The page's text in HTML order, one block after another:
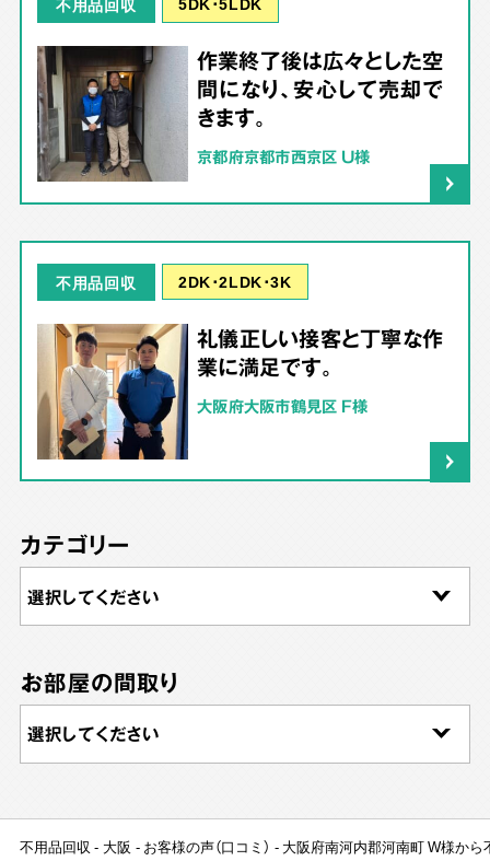
作業終了後は広々とした空
間になり、安心して売却で
きます。
京都府京都市西京区 U様
不用品回収 2DK･2LDK･3K
礼儀正しい接客と丁寧な作
業に満足です。
大阪府大阪市鶴見区 F様
カテゴリー
お部屋の間取り
不用品回収 大阪 お客様の声（口コミ） 大阪府南河内郡河南町 W様か